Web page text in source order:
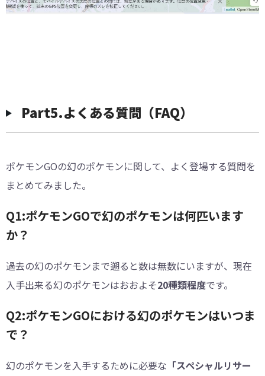
Part5.よくある質問（FAQ）
ポケモンGOの幻のポケモンに関して、よく登場する質問を
まとめてみました。
Q1:ポケモンGOで幻のポケモンは何匹います
か？
過去の幻のポケモンまで遡ると数は無数にいますが、現在
入手出来る幻のポケモンはおおよそ20種類程度です。
Q2:ポケモンGOにおける幻のポケモンはいつま
で？
幻のポケモンを入手するために必要な 「スペシャルリサー